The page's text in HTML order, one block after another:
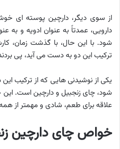
از سوی دیگر، دارچین پوسته ای
دارویی، عمدتاً به عنوان ادویه و به
شود. با این حال، با گذشت زمان،
ترکیب این دو به دست می آید، پی
یکی از نوشیدنی هایی که از ترکیب این
شود، چای زنجبیل و دارچین است. این
علاقه برای طعم، شادی و مهمتر از
خواص چای دارچین